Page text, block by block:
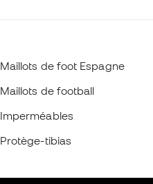
Maillots de foot Espagne
Maillots de football
Imperméables
Protège-tibias